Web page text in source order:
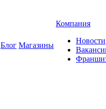
Блог Магазины
Компания
Новости